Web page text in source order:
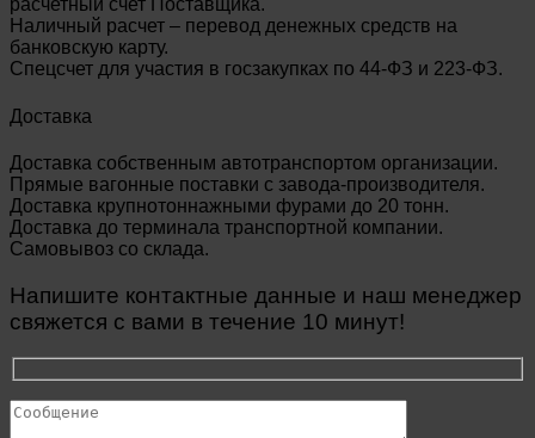
расчетный счет Поставщика.
Наличный расчет – перевод денежных средств на
банковскую карту.
Спецсчет для участия в госзакупках по 44-ФЗ и 223-ФЗ.
Доставка
Доставка собственным автотранспортом организации.
Прямые вагонные поставки с завода-производителя.
Доставка крупнотоннажными фурами до 20 тонн.
Доставка до терминала транспортной компании.
Самовывоз со склада.
Напишите контактные данные и наш менеджер
свяжется с вами в течение 10 минут!